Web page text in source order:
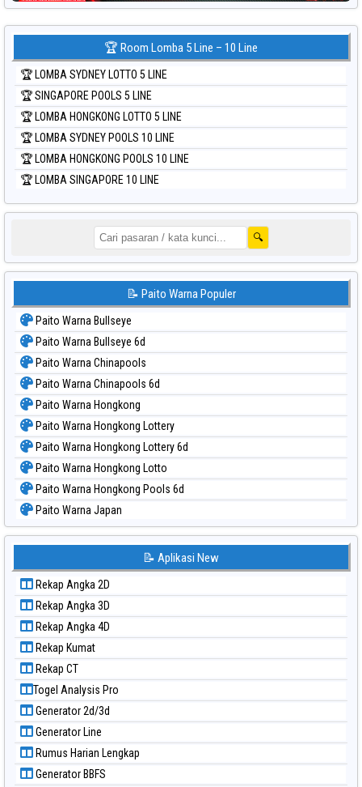
🏆 Room Lomba 5 Line – 10 Line
🏆 LOMBA SYDNEY LOTTO 5 LINE
🏆 SINGAPORE POOLS 5 LINE
🏆 LOMBA HONGKONG LOTTO 5 LINE
🏆 LOMBA SYDNEY POOLS 10 LINE
🏆 LOMBA HONGKONG POOLS 10 LINE
🏆 LOMBA SINGAPORE 10 LINE
🔍
📝 Paito Warna Populer
Paito Warna Bullseye
Paito Warna Bullseye 6d
Paito Warna Chinapools
Paito Warna Chinapools 6d
Paito Warna Hongkong
Paito Warna Hongkong Lottery
Paito Warna Hongkong Lottery 6d
Paito Warna Hongkong Lotto
Paito Warna Hongkong Pools 6d
Paito Warna Japan
Paito Warna Japan 6d
Paito Warna Kuda Lari
Paito Warna Magnum Cambodia
Paito Warna Nagoya
Paito Warna New York Midday
Paito Warna North Carolina Day
Paito Warna Pcso
Paito Warna Pennsylvania Day
Paito Warna Sao Paulo
Paito Warna Singapore
Paito Warna Sydney
Paito Warna Sydney Lottery
📝 Aplikasi New
Rekap Angka 2D
Rekap Angka 3D
Rekap Angka 4D
Rekap Kumat
Rekap CT
Togel Analysis Pro
Generator 2d/3d
Generator Line
Rumus Harian Lengkap
Generator BBFS